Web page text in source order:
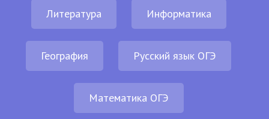
Литература Информатика
География Русский язык ОГЭ
Математика ОГЭ